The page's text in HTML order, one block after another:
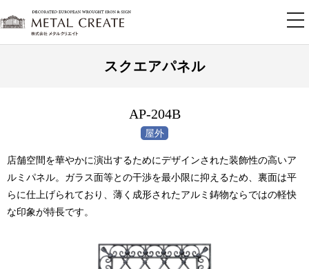
スクエアパネル
AP-204B
店舗空間を華やかに演出するためにデザインされた装飾性の高いア
ルミパネル。ガラス面等との干渉を最小限に抑えるため、裏面は平
らに仕上げられており、薄く成形されたアルミ鋳物ならではの軽快
な印象が特長です。